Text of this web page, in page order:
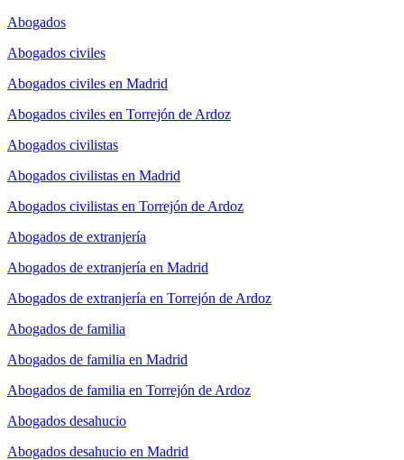
Abogados
Abogados civiles
Abogados civiles en Madrid
Abogados civiles en Torrejón de Ardoz
Abogados civilistas
Abogados civilistas en Madrid
Abogados civilistas en Torrejón de Ardoz
Abogados de extranjería
Abogados de extranjería en Madrid
Abogados de extranjería en Torrejón de Ardoz
Abogados de familia
Abogados de familia en Madrid
Abogados de familia en Torrejón de Ardoz
Abogados desahucio
Abogados desahucio en Madrid